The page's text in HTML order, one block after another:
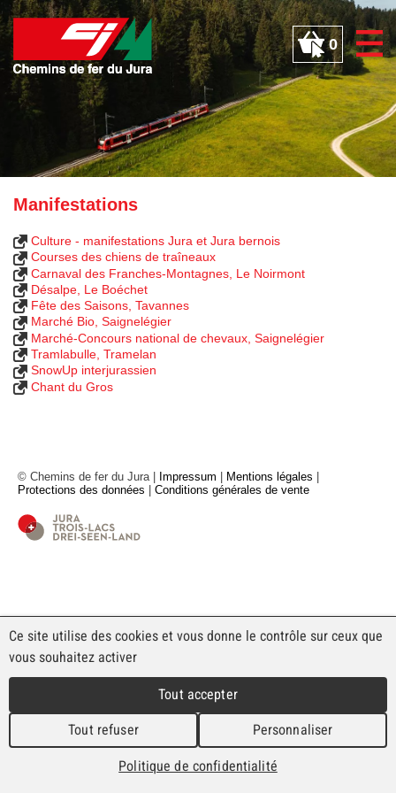
0
Manifestations
Culture - manifestations Jura et Jura bernois
Courses des chiens de traîneaux
Carnaval des Franches-Montagnes, Le Noirmont
Désalpe, Le Boéchet
Fête des Saisons, Tavannes
Marché Bio, Saignelégier
Marché-Concours national de chevaux, Saignelégier
Tramlabulle, Tramelan
SnowUp interjurassien
Chant du Gros
© Chemins de fer du Jura | Impressum Mentions légales
Protections des données
Conditions générales de vente
Panneau de gestion des cookies
Ce site utilise des cookies et vous donne le contrôle sur ceux que
vous souhaitez activer
Tout accepter
Tout refuser Personnaliser
Politique de confidentialité